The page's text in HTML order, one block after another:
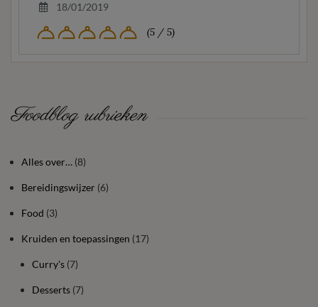
18/01/2019
(5 / 5)
Foodblog rubrieken
Alles over… (8)
Bereidingswijzer (6)
Food (3)
Kruiden en toepassingen (17)
Curry's (7)
Desserts (7)